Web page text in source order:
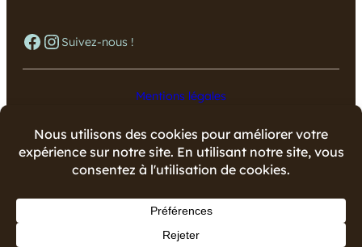
Facebook Instagram Suivez-nous !
Mentions légales
Données personnelles